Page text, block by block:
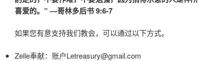
喜爱的。” —哥林多后书 9:6-7
如果您有意支持我们教会，可以通过以下方式。
Zelle奉献：账户Letreasury@gmail.com